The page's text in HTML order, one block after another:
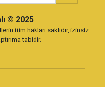
© 2025
tüm hakları saklıdır, izinsiz
tabidir.